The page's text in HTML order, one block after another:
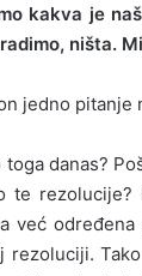
kakva je
ništa.
jedno pitanje
toga danas?
te
već
rezoluciji.